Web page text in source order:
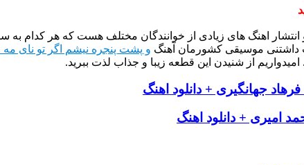
انتشار اهنگ های زیادی از خوانندگان مختلف هست که هر کدام به
داشتنی موسیقی کشورمان آهنگ و پشت پنجره نیشم اگر تو نای
از شنیدن این قطعه زیبا و جذاب لذت ببرید.
جهانگیری + دانلود اهنگ
امیری + دانلود اهنگ